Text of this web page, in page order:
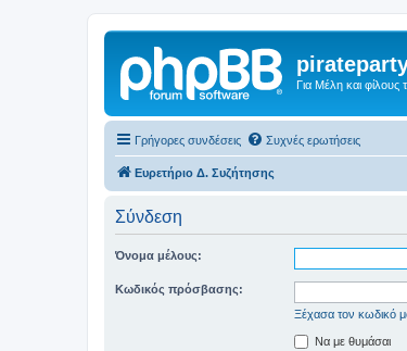
Για Μέλη και φίλους
Γρήγορες συνδέσεις Συχνές ερωτήσεις
Ευρετήριο Δ. Συζήτησης
Σύνδεση
Όνομα μέλους:
Κωδικός πρόσβασης:
Ξέχασα τον κωδικό
Να με θυμάσαι